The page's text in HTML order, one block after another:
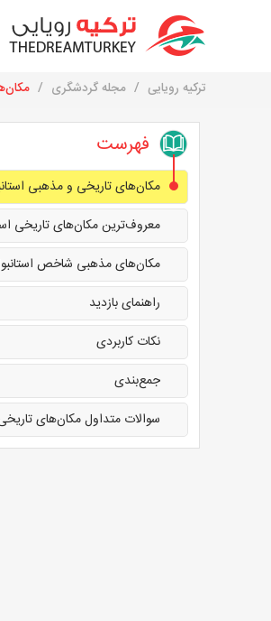
ترکیه رویایی مجله گردشگری
فهرست
مکان‌های مذهبی شاخص
راهنمای بازدید
نکات کاربردی
جمع‌بندی